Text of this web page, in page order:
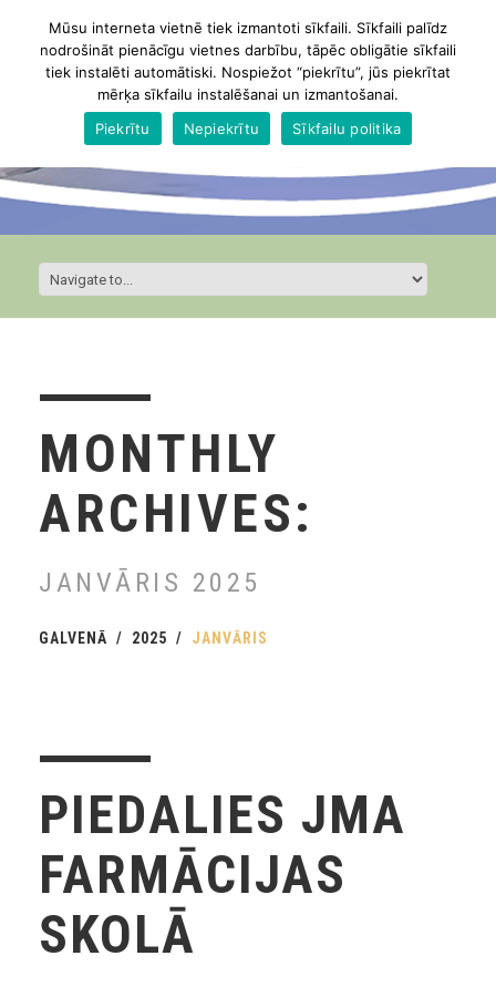
MONTHLY
ARCHIVES:
JANVĀRIS 2025
GALVENĀ 2025 JANVĀRIS
PIEDALIES JMA
FARMĀCIJAS
SKOLĀ
Mūsu interneta vietnē tiek izmantoti sīkfaili. Sīkfaili palīdz
nodrošināt pienācīgu vietnes darbību, tāpēc obligātie sīkfaili
tiek instalēti automātiski. Nospiežot “piekrītu”, jūs piekrītat
mērķa sīkfailu instalēšanai un izmantošanai.
Piekrītu
Nepiekrītu Sīkfailu politika